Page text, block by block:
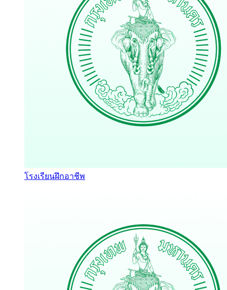
โรงเรียนฝึกอาชีพ